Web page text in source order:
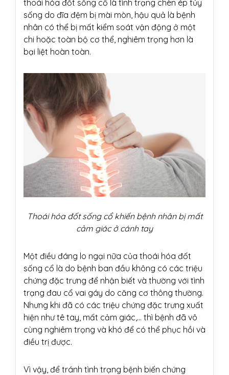
thoái hóa đốt sống cổ là tình trạng chèn ép tủy
sống do đĩa đệm bị mài mòn, hậu quả là bệnh
nhân có thể bị mất kiểm soát vận động ở một
chi hoặc toàn bộ cơ thể, nghiêm trọng hơn là
bại liệt hoàn toàn.
Thoái hóa đốt sống cổ khiến bệnh nhân bị mất
cảm giác ở cánh tay
Một điều đáng lo ngại nữa của thoái hóa đốt
sống cổ là do bệnh ban đầu không có các triệu
chứng đặc trưng để nhận biết và thường với tình
trạng đau cổ vai gáy do căng cơ thông thường.
Nhưng khi đã có các triệu chứng đặc trưng xuất
hiện như tê tay, mất cảm giác,... thì bệnh đã vô
cùng nghiêm trọng và khó để có thể phục hồi và
điều trị được.
Vì vậy, để tránh tình trạng bệnh biến chứng